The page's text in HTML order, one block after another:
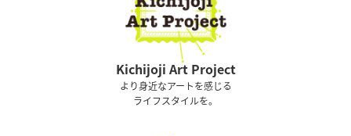
Kichijoji Art Project
より身近なアートを感じる
ライフスタイルを。